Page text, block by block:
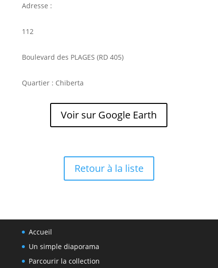
Adresse :
112
Boulevard des PLAGES (RD 405)
Quartier : Chiberta
Voir sur Google Earth
Retour à la liste
Accueil
Un simple diaporama
Parcourir la collection